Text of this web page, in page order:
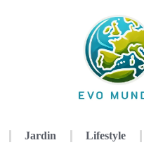
Jardin Lifestyle